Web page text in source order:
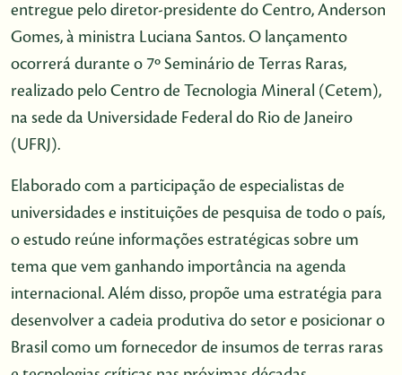
entregue pelo diretor-presidente do Centro, Anderson
Gomes, à ministra Luciana Santos. O lançamento
ocorrerá durante o 7º Seminário de Terras Raras,
realizado pelo Centro de Tecnologia Mineral (Cetem),
na sede da Universidade Federal do Rio de Janeiro
(UFRJ).
Elaborado com a participação de especialistas de
universidades e instituições de pesquisa de todo o país,
o estudo reúne informações estratégicas sobre um
tema que vem ganhando importância na agenda
internacional. Além disso, propõe uma estratégia para
desenvolver a cadeia produtiva do setor e posicionar o
Brasil como um fornecedor de insumos de terras raras